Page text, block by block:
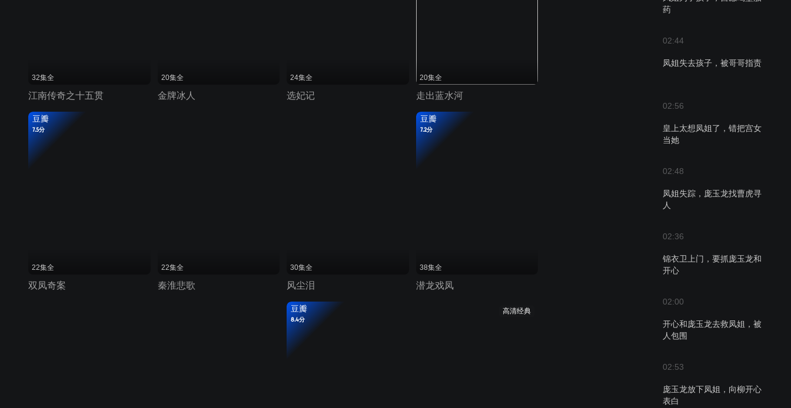
药
02:44
凤姐失去孩子，被哥哥指责
02:56
皇上太想凤姐了，错把宫女
当她
02:48
凤姐失踪，庞玉龙找曹虎寻
人
02:36
锦衣卫上门，要抓庞玉龙和
开心
02:00
开心和庞玉龙去救凤姐，被
人包围
02:53
庞玉龙放下凤姐，向柳开心
表白
32集全
江南传奇之十五贯
20集全
金牌冰人
24集全
选妃记
20集全
走出蓝水河
豆瓣
7.5分
22集全
双凤奇案
22集全
秦淮悲歌
30集全
风尘泪
豆瓣
7.2分
38集全
潜龙戏凤
豆瓣
8.4分
高清经典